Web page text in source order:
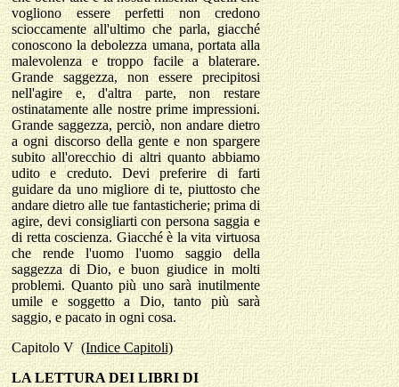
vogliono essere perfetti non credono
scioccamente all'ultimo che parla, giacché
conoscono la debolezza umana, portata alla
malevolenza e troppo facile a blaterare.
Grande saggezza, non essere precipitosi
nell'agire e, d'altra parte, non restare
ostinatamente alle nostre prime impressioni.
Grande saggezza, perciò, non andare dietro
a ogni discorso della gente e non spargere
subito all'orecchio di altri quanto abbiamo
udito e creduto. Devi preferire di farti
guidare da uno migliore di te, piuttosto che
andare dietro alle tue fantasticherie; prima di
agire, devi consigliarti con persona saggia e
di retta coscienza. Giacché è la vita virtuosa
che rende l'uomo l'uomo saggio della
saggezza di Dio, e buon giudice in molti
problemi. Quanto più uno sarà inutilmente
umile e soggetto a Dio, tanto più sarà
saggio, e pacato in ogni cosa.
CapitoloV (Indice Capitoli)
LA LETTURA DEI LIBRI DI